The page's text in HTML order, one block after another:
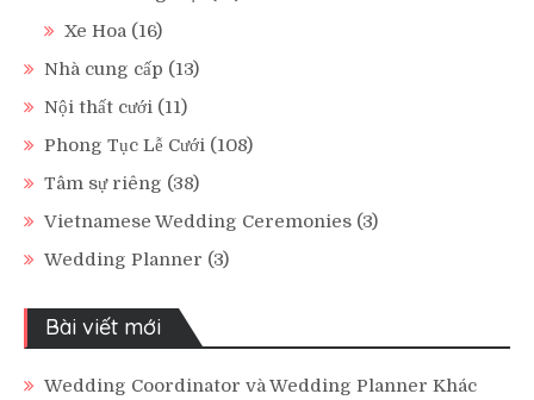
Xe Hoa (16)
Nhà cung cấp (13)
Nội thất cưới (11)
Phong Tục Lễ Cưới (108)
Tâm sự riêng (38)
Vietnamese Wedding Ceremonies (3)
Wedding Planner (3)
Bài viết mới
Wedding Coordinator và Wedding Planner Khác